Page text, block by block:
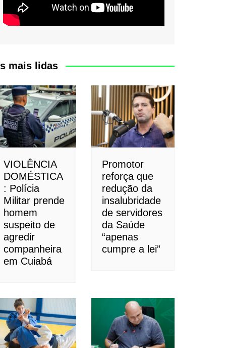
mais lidas
VIOLÊNCIA
DOMÉSTICA
: Polícia
Militar prende
homem
suspeito de
agredir
companheira
em Cuiabá
Promotor
reforça que
redução da
insalubridade
de servidores
da Saúde
“apenas
cumpre a lei”